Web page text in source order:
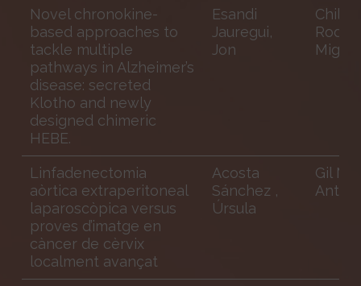
Novel chronokine-
based approaches to
tackle multiple
pathways in Alzheimer’s
disease: secreted
Klotho and newly
designed chimeric
HEBE.
Esandi
Jauregui,
Jon
Miguel
Linfadenectomia
aòrtica extraperitoneal
laparoscòpica versus
proves d’imatge en
càncer de cèrvix
localment avançat
Acosta
Sánchez ,
Úrsula
Gil